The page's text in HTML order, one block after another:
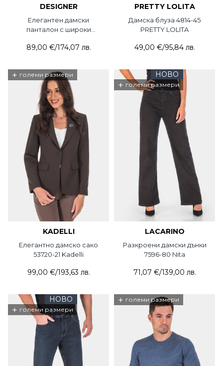
DESIGNER
Елегантен дамски
панталон с широки
DESIGNER
89,00 €/174,07 лв.
PRETTY LOLITA
Дамска блуза 4814-45
PRETTY LOLITA
49,00 €/95,84 лв.
+ големи размери
KADELLI
Елегантно дамско сако
53720-21 Kadelli
99,00 €/193,63 лв.
НОВО
+ големи размери
LACARINO
Разкроени дамски дънки
7596-80 Nita
71,07 €/139,00 лв.
НОВО
+ големи размери
+ големи размери